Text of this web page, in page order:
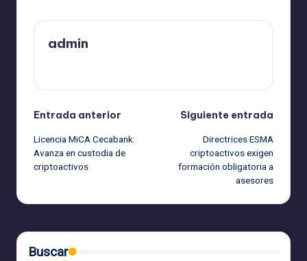
admin
Navegación
de
entradas
Entrada anterior
Licencia MiCA Cecabank:
Avanza en custodia de
criptoactivos
Siguiente entrada
Directrices ESMA
criptoactivos exigen
formación obligatoria a
asesores
Buscar